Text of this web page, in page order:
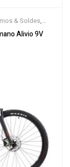
& Soldes,
,VTT
Alivio 9V